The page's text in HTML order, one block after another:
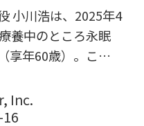
浩さんが永眠されま
注：リボルバーはIT
か、コンテンツ配信
ウエ(1/2)
小川浩は、2025年4
養中のところ永眠
享年60歳）。ここ
に深く感謝申し上げ
んでお知らせ申し上
葬儀につきまして
Inc.